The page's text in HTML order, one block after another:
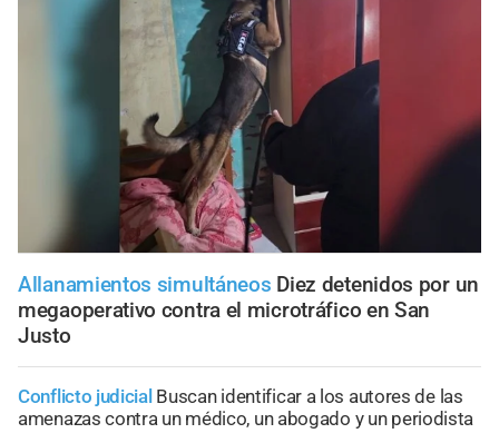
Allanamientos simultáneos Diez detenidos por un
megaoperativo contra el microtráfico en San
Justo
Conflicto judicial Buscan identificar a los autores de las
amenazas contra un médico, un abogado y un periodista